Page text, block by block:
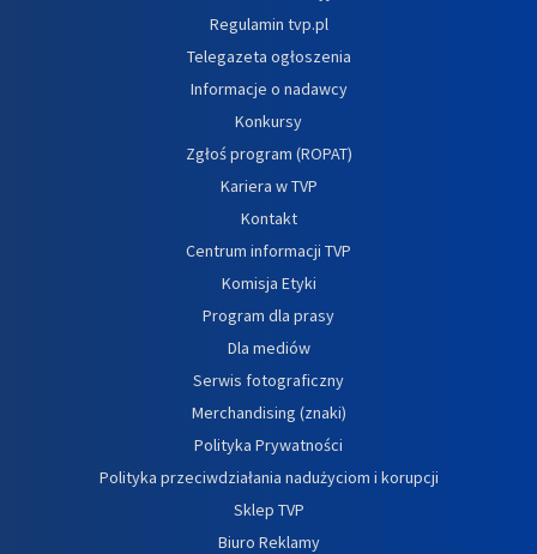
Regulamin tvp.pl
Telegazeta ogłoszenia
Informacje o nadawcy
Konkursy
Zgłoś program (ROPAT)
Kariera w TVP
Kontakt
Centrum informacji TVP
Komisja Etyki
Program dla prasy
Dla mediów
Serwis fotograficzny
Merchandising (znaki)
Polityka Prywatności
Polityka przeciwdziałania nadużyciom i korupcji
Sklep TVP
Biuro Reklamy